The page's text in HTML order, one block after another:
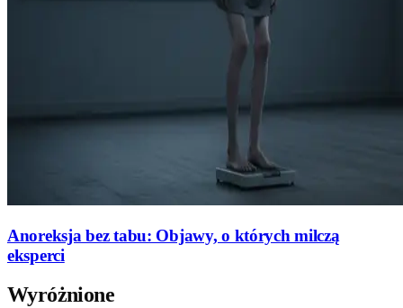
Anoreksja bez tabu: Objawy, o których milczą
eksperci
Wyróżnione